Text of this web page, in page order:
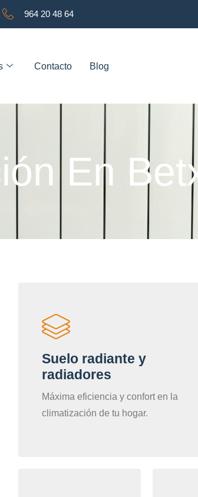
964 20 48 64
Contacto Blog
En
Suelo radiante y
radiadores
Máxima eficiencia y confort en la
climatización de tu hogar.